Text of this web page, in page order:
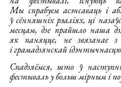
Мы спрабуем асэнсаваць і
ў сённяшніх рэаліях, ці
месцам, дзе прайшло наша
як паняцце, не звязанае
і грамадзянскай
Спадзяёмся, што ў
фестываль у больш мірным і